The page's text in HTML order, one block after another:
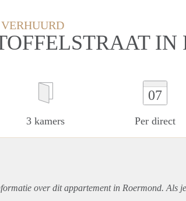
IN
3 kamers
07
Per direct
over ditappartementin Roermond. Als